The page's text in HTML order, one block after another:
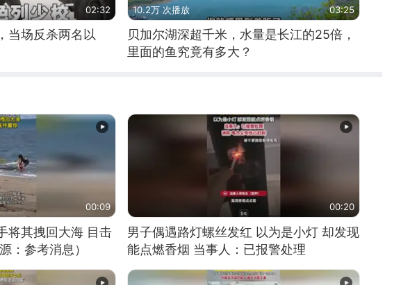
02:32
当场反杀两名以
10.2万 次播放 03:25
贝加尔湖深超千米，水量是长江的25倍，
里面的鱼究竟有多大？
00:09
将其拽回大海 目击
：参考消息）
00:20
男子偶遇路灯螺丝发红 以为是小灯 却发现
能点燃香烟 当事人：已报警处理